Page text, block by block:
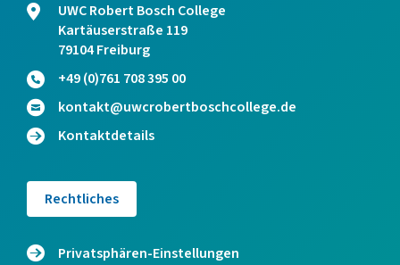
UWC Robert Bosch College
Kartäuserstraße 119
79104 Freiburg
+49 (0)761 708 395 00
kontakt@uwcrobertboschcollege.de
Kontaktdetails
Rechtliches
Privatsphären-Einstellungen